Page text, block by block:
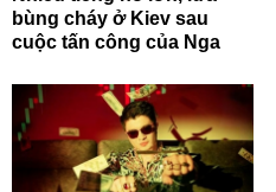
bùng cháy ở Kiev sau
cuộc tấn công của Nga